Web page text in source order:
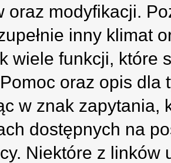
oraz modyfikacji.
inny klimat
wiele funkcji, które
oraz opis dla
w znak zapytania,
dostępnych na
Niektóre z linków